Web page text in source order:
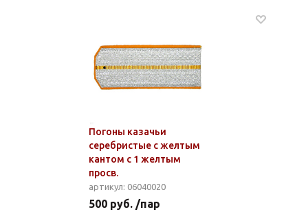
Погоны казачьи
серебристые с желтым
кантом с 1 желтым
просв.
артикул: 06040020
500 руб. /пар